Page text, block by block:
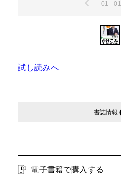
01 - 01
試し読みへ
書誌情報
電子書籍で購入する